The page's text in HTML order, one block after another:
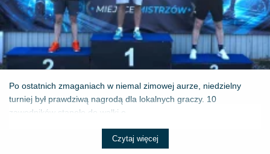
Po ostatnich zmaganiach w niemal zimowej aurze, niedzielny
turniej był prawdziwą nagrodą dla lokalnych graczy. 10
zawodników stanęło do walki o ...
Czytaj więcej